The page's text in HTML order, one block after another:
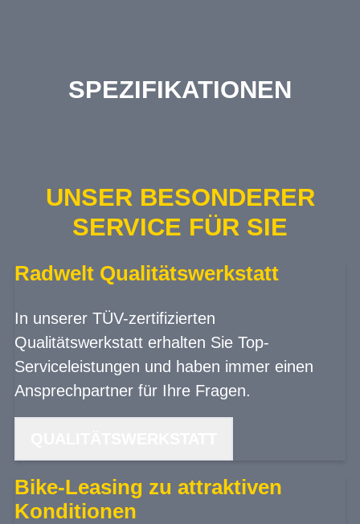
SPEZIFIKATIONEN
UNSER BESONDERER
SERVICE FÜR SIE
Radwelt Qualitätswerkstatt
In unserer TÜV-zertifizierten
Qualitätswerkstatt erhalten Sie Top-
Serviceleistungen und haben immer einen
Ansprechpartner für Ihre Fragen.
Bike-Leasing zu attraktiven
Konditionen